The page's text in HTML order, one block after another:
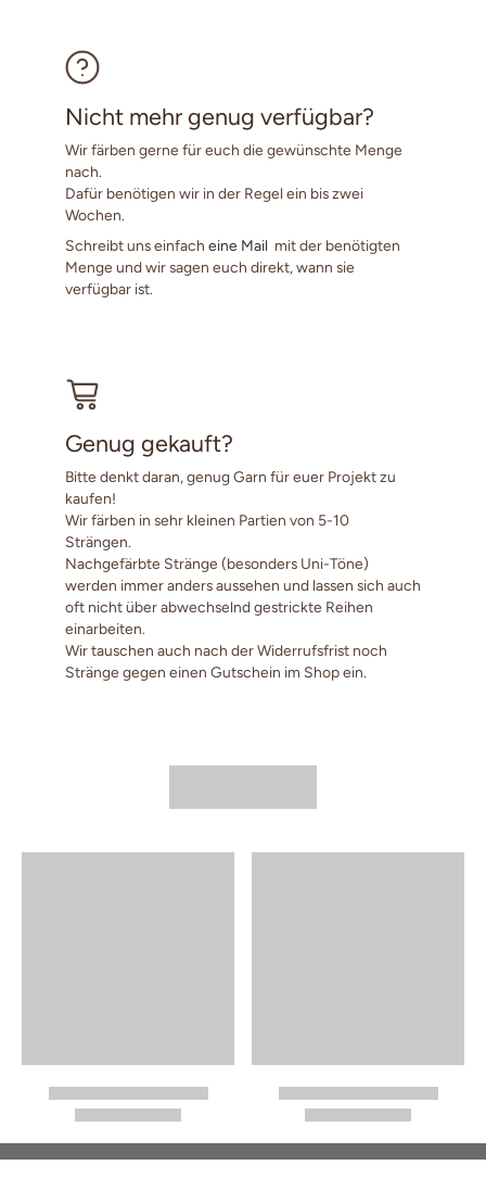
Nicht mehr genug verfügbar?
Wir färben gerne für euch die gewünschte Menge
nach.
Dafür benötigen wir in der Regel ein bis zwei
Wochen.
Schreibt uns einfach eine Mail mit der benötigten
Menge und wir sagen euch direkt, wann sie
verfügbar ist.
Genug gekauft?
Bitte denkt daran, genug Garn für euer Projekt zu
kaufen!
Wir färben in sehr kleinen Partien von 5-10
Strängen.
Nachgefärbte Stränge (besonders Uni-Töne)
werden immer anders aussehen und lassen sich auch
oft nicht über abwechselnd gestrickte Reihen
einarbeiten.
Wir tauschen auch nach der Widerrufsfrist noch
Stränge gegen einen Gutschein im Shop ein.